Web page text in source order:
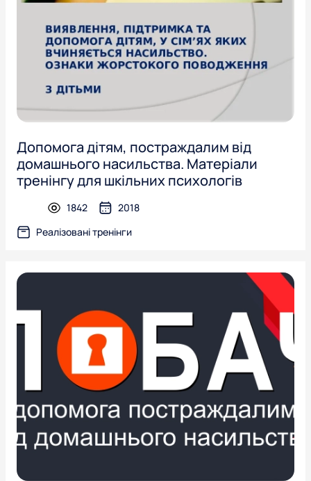
Допомога дітям, постраждалим від
домашнього насильства. Матеріали
тренінгу для шкільних психологів
presentation
1842
2018
Реалізовані тренінги